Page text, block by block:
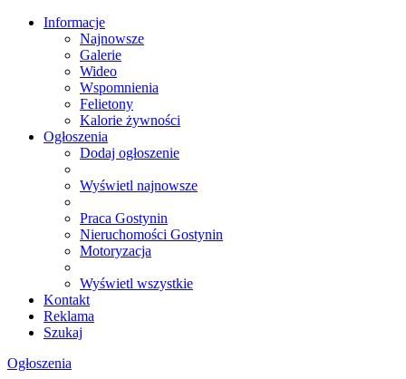
Informacje
Najnowsze
Galerie
Wideo
Wspomnienia
Felietony
Kalorie żywności
Ogłoszenia
Dodaj ogłoszenie
Wyświetl najnowsze
Praca Gostynin
Nieruchomości Gostynin
Motoryzacja
Wyświetl wszystkie
Kontakt
Reklama
Szukaj
Ogłoszenia